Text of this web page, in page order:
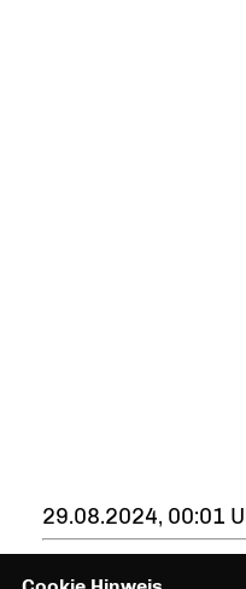
29.08.2024, 00:01